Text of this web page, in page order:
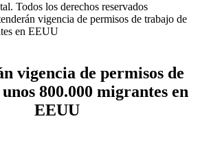
Todos los derechos reservados
vigencia de permisos de trabajo de
en EEUU
vigencia de permisos de
800.000 migrantes en
EEUU